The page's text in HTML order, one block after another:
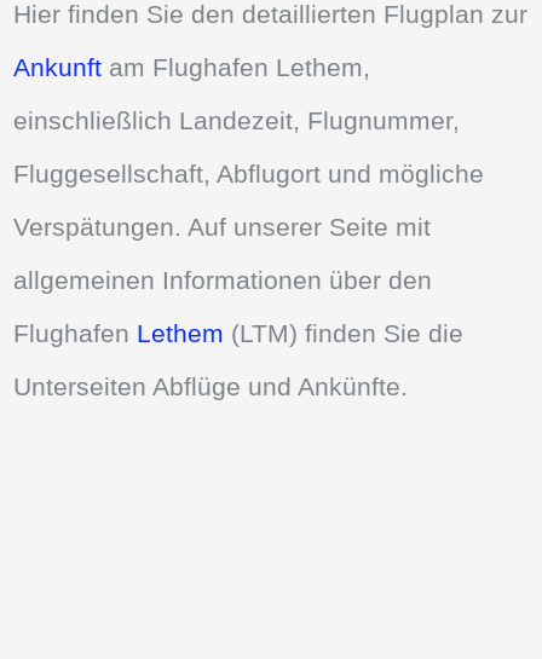
Hier finden Sie den detaillierten Flugplan zur
Ankunft am Flughafen Lethem,
einschließlich Landezeit, Flugnummer,
Fluggesellschaft, Abflugort und mögliche
Verspätungen. Auf unserer Seite mit
allgemeinen Informationen über den
Flughafen Lethem (LTM) finden Sie die
Unterseiten Abflüge und Ankünfte.